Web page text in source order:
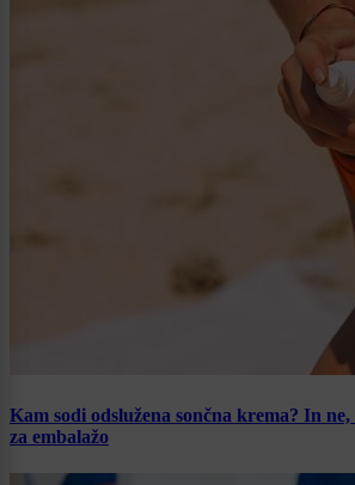
Kam sodi odslužena sončna krema? In
za embalažo